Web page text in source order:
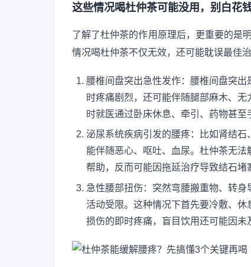
这些情况喝杜仲茶可能没用，别白花
了解了杜仲茶的作用原理后，更重要的
情况喝杜仲茶不仅无效，还可能耽误最佳治
腰椎间盘突出急性发作：腰椎间盘突
时疼痛剧烈，还可能伴随腿部麻木、
时就医通过卧床休息、牵引、药物甚
泌尿系统疾病引发的腰疼：比如肾结石
能伴随恶心、呕吐、血尿。杜仲茶无
帮助，反而可能因拖延治疗导致结石堵
急性腰部扭伤：突然弯腰搬重物、转
活动受限。这种情况下首先要冷敷、
损伤的即时疼痛，盲目饮用还可能因未